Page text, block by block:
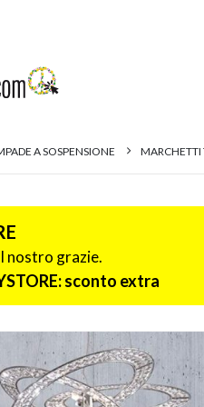
A SOSPENSIONE MARCHETTI
nostro grazie.
sconto extra